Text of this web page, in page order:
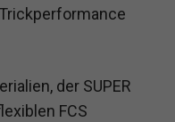
der SUPER
FCS